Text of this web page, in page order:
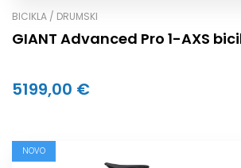
BICIKLA / DRUMSKI
GIANT Advanced Pro 1-AXS
5199,00 €
NOVO